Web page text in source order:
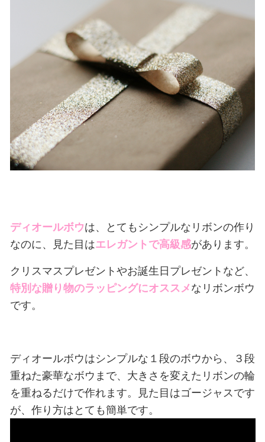
ディオールボウは、とてもシンプルなリボンの作り
なのに、見た目はエレガントで高級感があります。
クリスマスプレゼントやお誕生日プレゼントなど、
特別な贈り物のラッピングにオススメなリボンボウ
です。
ディオールボウはシンプルな１段のボウから、３段
重ねた豪華なボウまで、大きさを変えたリボンの輪
を重ねるだけで作れます。見た目はゴージャスです
が、作り方はとても簡単です。